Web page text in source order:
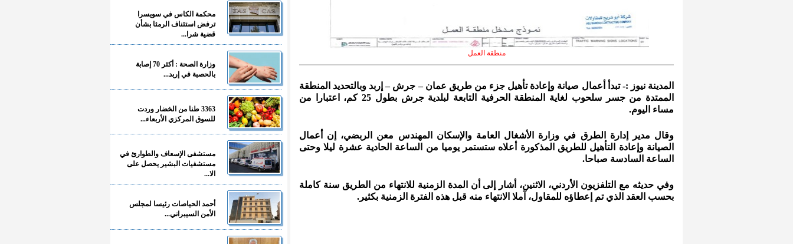
منطقة العمل
المدينة نيوز :- تبدأ أعمال صيانة وإعادة تأهيل جزء من طريق عمان – جرش – إربد وبالتحديد المنطقة
الممتدة من جسر سلحوب لغاية المنطقة الحرفية التابعة لبلدية جرش بطول 25 كم، اعتبارا من
مساء اليوم.
وقال مدير إدارة الطرق في وزارة الأشغال العامة والإسكان المهندس معن الربضي، إن أعمال
الصيانة وإعادة التأهيل للطريق المذكورة أعلاه ستستمر يوميا من الساعة الحادية عشرة ليلا وحتى
الساعة السادسة صباحا.
وفي حديثه مع التلفزيون الأردني، الاثنين، أشار إلى أن المدة الزمنية للانتهاء من الطريق سنة كاملة
بحسب العقد الذي تم إعطاؤه للمقاول، آملا الانتهاء منه قبل هذه الفترة الزمنية بكثير.
محكمة الكاس في سويسرا
ترفض استئناف الرمثا بشأن
قضية شرا...
وزارة الصحة : أكثر 70 إصابة
بالحصبة في إربد...
3363 طنا من الخضار وردت
للسوق المركزي الأربعاء...
مستشفى الإسعاف والطوارئ في
مستشفيات البشير يحصل على
الا...
أحمد الحياصات رئيسا لمجلس
الأمن السيبراني...